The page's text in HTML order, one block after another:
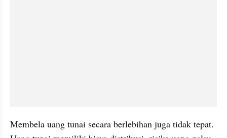
Membela uang tunai secara berlebihan juga tidak tepat.